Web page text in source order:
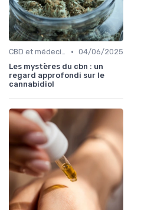
CBD et médecine • 04/06/2025
Les mystères du cbn : un
regard approfondi sur le
cannabidiol